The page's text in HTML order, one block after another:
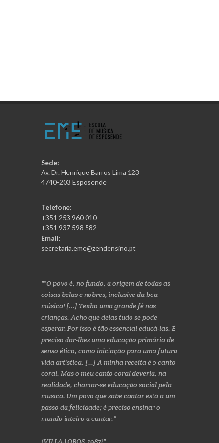
Sede:
Av. Dr. Henrique Barros Lima 123
4740-203 Esposende
Telefone:
+351 253 960 010
+351 937 598 582
Email:
secretaria.eme@zendensino.pt
“O povo é, no fundo, a origem de todas as
coisas belas e nobres, inclusive da boa
música! [...] Tenho uma grande fé nas
crianças. Acho que delas tudo se pode
esperar. Por isso é tão essencial educá-las. É
preciso dar-lhes uma educação primária de
senso ético, como iniciação para uma futura
vida artística. [...] A minha receita é o canto
coral. Mas o meu canto coral deveria, na
realidade, chamar-se educação social pela
música. Um povo que sabe cantar está a um
passo da felicidade; é preciso ensinar o
mundo inteiro a cantar.”
(VILLA-LOBOS, 1987)